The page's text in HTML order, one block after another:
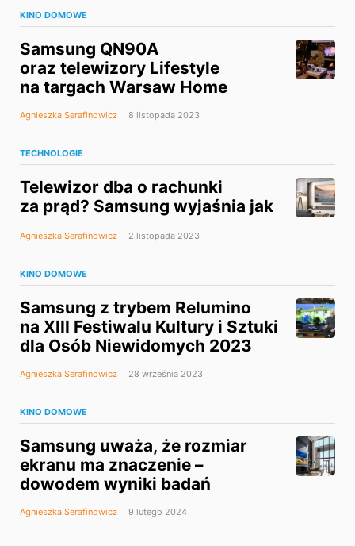
KINO DOMOWE
Samsung QN90A
oraz telewizory Lifestyle
na targach Warsaw Home
Agnieszka Serafinowicz 8 listopada 2023
TECHNOLOGIE
Telewizor dba o rachunki
za prąd? Samsung wyjaśnia jak
Agnieszka Serafinowicz 2 listopada 2023
KINO DOMOWE
Samsung z trybem Relumino
na XIII Festiwalu Kultury i Sztuki
dla Osób Niewidomych 2023
Agnieszka Serafinowicz 28 września 2023
KINO DOMOWE
Samsung uważa, że rozmiar
ekranu ma znaczenie –
dowodem wyniki badań
Agnieszka Serafinowicz 9 lutego 2024